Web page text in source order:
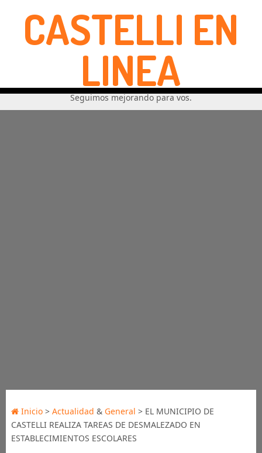
CASTELLI EN
LINEA
Seguimos mejorando para vos.
Inicio> Actualidad & General > EL MUNICIPIO DE
CASTELLI REALIZA TAREAS DE DESMALEZADO EN
ESTABLECIMIENTOS ESCOLARES